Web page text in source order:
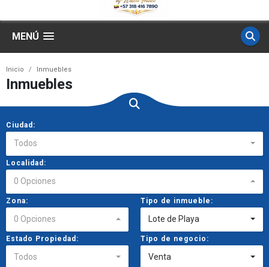
MENÚ
Inicio Inmuebles
Inmuebles
Ciudad:
Todos
Localidad:
0 Opciones
Zona:
0 Opciones
Tipo de inmueble:
Lote de Playa
Estado Propiedad:
Todos
Tipo de negocio:
Venta